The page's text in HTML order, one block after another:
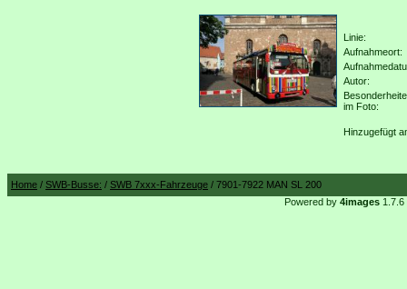
Linie:
Aufnahmeort:
Autor:
im Foto:
Hinzugefügt
Home / SWB-Busse: / SWB 7xxx-Fahrzeuge / 7901-7922 MAN SL 200
Powered by 4images1.7.6